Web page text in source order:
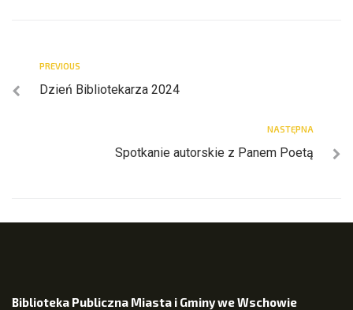
PREVIOUS
Dzień Bibliotekarza 2024
NASTĘPNA
Spotkanie autorskie z Panem Poetą
Biblioteka Publiczna Miasta i Gminy we Wschowie